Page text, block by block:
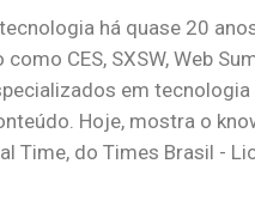
há quase 20
CES, SXSW, Web
em
Hoje, mostra o
Time, do Times Brasil -